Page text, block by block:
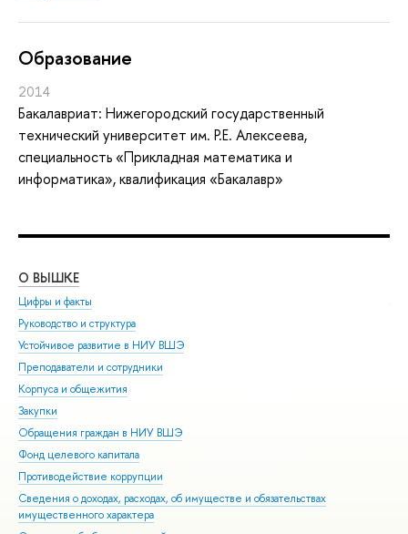
Oбразование
2014
Бакалавриат: Нижегородский государственный
технический университет им. Р.Е. Алексеева,
специальность «Прикладная математика и
информатика», квалификация «Бакалавр»
О ВЫШКЕ
Цифры и факты
Руководство и структура
Устойчивое развитие в НИУ ВШЭ
Преподаватели и сотрудники
Корпуса и общежития
Закупки
Обращения граждан в НИУ ВШЭ
Фонд целевого капитала
Противодействие коррупции
Сведения о доходах, расходах, об имуществе и обязательствах
имущественного характера